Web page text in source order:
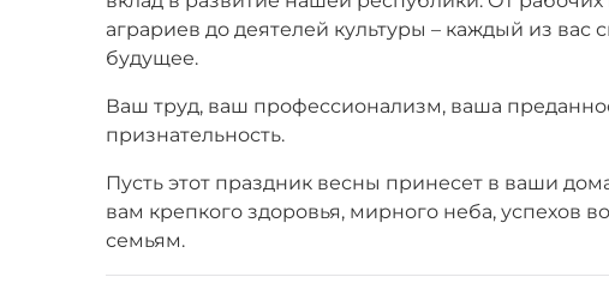
аграриев до деятелей культуры – каждый из
будущее.
Ваш труд, ваш профессионализм, ваша
признательность.
Пусть этот праздник весны принесет в ваши
вам крепкого здоровья, мирного неба, успехов
семьям.